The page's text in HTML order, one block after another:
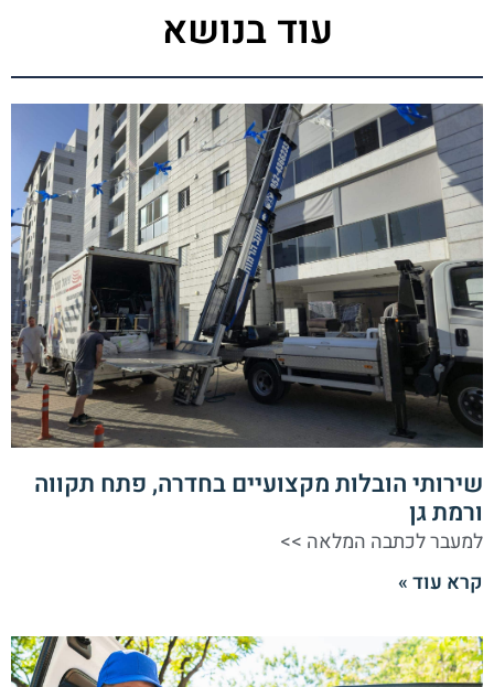
עוד בנושא
שירותי הובלות מקצועיים בחדרה, פתח תקווה
ורמת גן
למעבר לכתבה המלאה >>
קרא עוד »